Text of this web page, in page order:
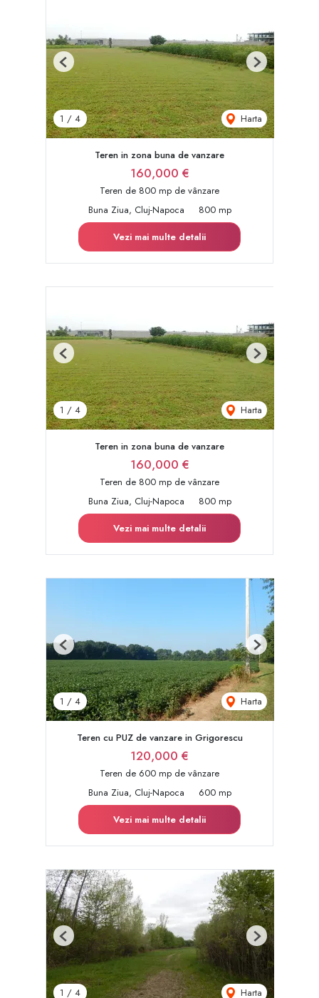
1 / 4 Harta
Previous Next
Teren in zona buna de vanzare
160,000 €
Teren de 800 mp de vânzare
Buna Ziua, Cluj-Napoca
800 mp
Vezi mai multe detalii
1 / 4 Harta
Previous Next
Teren in zona buna de vanzare
160,000 €
Teren de 800 mp de vânzare
Buna Ziua, Cluj-Napoca
800 mp
Vezi mai multe detalii
1 / 4 Harta
Previous Next
Teren cu PUZ de vanzare in Grigorescu
120,000 €
Teren de 600 mp de vânzare
Buna Ziua, Cluj-Napoca
600 mp
Vezi mai multe detalii
1 / 4 Harta
Previous Next